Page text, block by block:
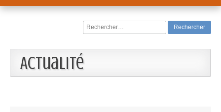
Rechercher :
Actualité